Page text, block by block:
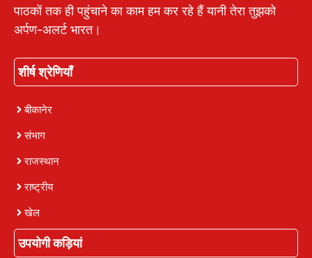
पाठकों तक ही पहुंचाने का काम हम कर रहे हैं यानी तेरा तुझको
अर्पण-अलर्ट भारत।
शीर्ष श्रेणियाँ
बीकानेर
संभाग
राजस्थान
राष्ट्रीय
खेल
उपयोगी कड़ियां